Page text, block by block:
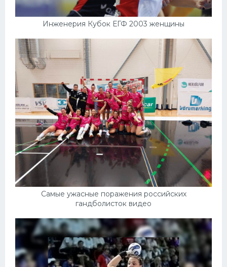
Инженерия Кубок ЕГФ 2003 женщины
Самые ужасные поражения российских
гандболисток видео